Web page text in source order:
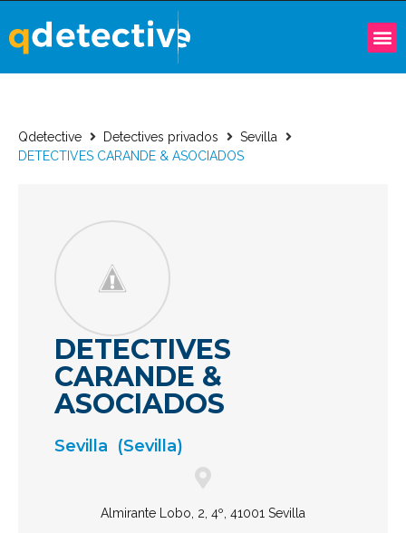
Qdetective Detectives privados
Sevilla
DETECTIVES CARANDE & ASOCIADOS
DETECTIVES
CARANDE &
ASOCIADOS
Sevilla (Sevilla)
Almirante Lobo, 2, 4º, 41001 Sevilla